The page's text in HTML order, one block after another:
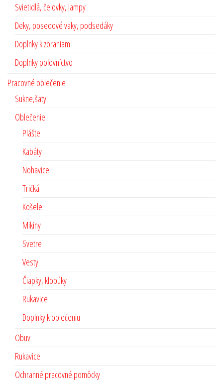
Svietidlá, čelovky, lampy
Deky, posedové vaky, podsedáky
Doplnky k zbraniam
Doplnky poľovníctvo
Pracovné oblečenie
Sukne,šaty
Oblečenie
Plášte
Kabáty
Nohavice
Tričká
Košele
Mikiny
Svetre
Vesty
Čiapky, klobúky
Rukavice
Doplnky k oblečeniu
Obuv
Rukavice
Ochranné pracovné pomôcky